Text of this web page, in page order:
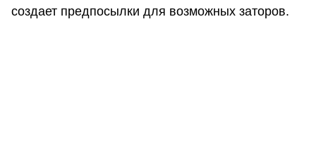
создает предпосылки для возможных заторов.